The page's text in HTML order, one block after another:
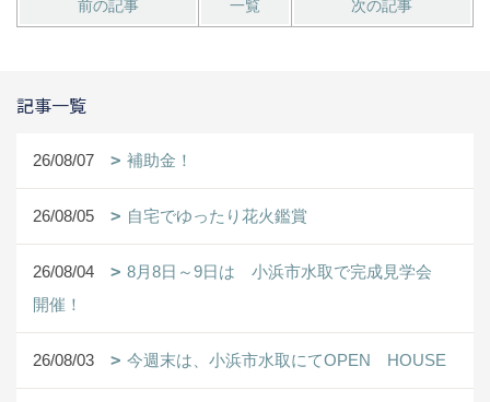
前の記事 一覧 次の記事
記事一覧
26/08/07 補助金！
26/08/05 自宅でゆったり花火鑑賞
26/08/04
8月8日～9日は 小浜市水取で完成見学会
開催！
26/08/03 今週末は、小浜市水取にてOPEN HOUSE